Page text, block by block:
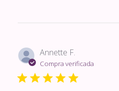
Annette F.
Compra verificada